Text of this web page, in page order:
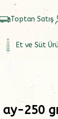
Toptan Satış
Et ve Süt
ay-250